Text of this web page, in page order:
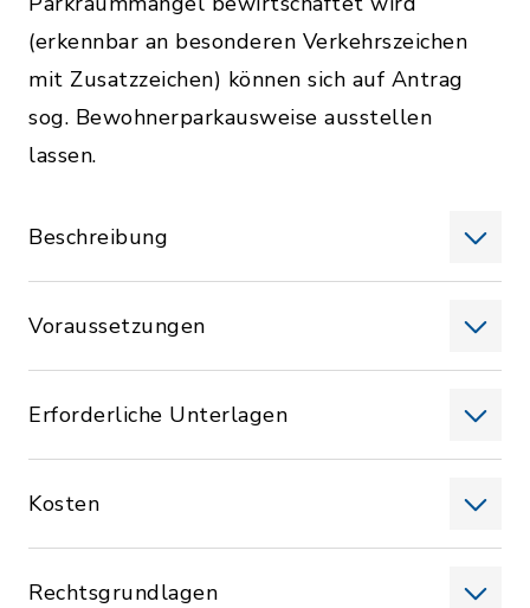
(erkennbar an besonderen Verkehrszeichen
mit Zusatzzeichen) können sich auf Antrag
sog. Bewohnerparkausweise ausstellen
lassen.
Beschreibung
Voraussetzungen
Erforderliche Unterlagen
Kosten
Rechtsgrundlagen